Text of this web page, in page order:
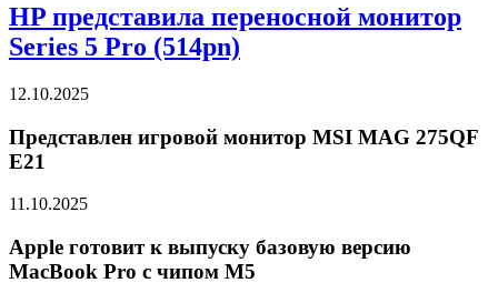
HP представила переносной монитор
Series 5 Pro (514pn)
12.10.2025
Представлен игровой монитор MSI MAG 275QF
E21
11.10.2025
Apple готовит к выпуску базовую версию
MacBook Pro с чипом M5